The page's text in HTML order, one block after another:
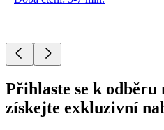
Přihlaste se k odběru
získejte exkluzivní